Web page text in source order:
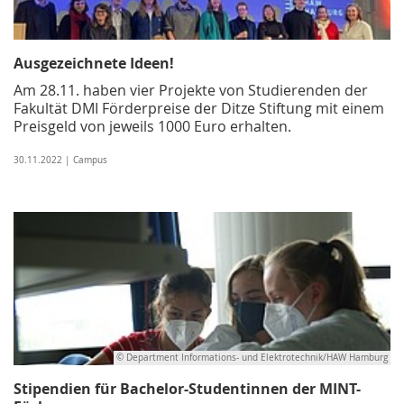
Ausgezeichnete Ideen!
Am 28.11. haben vier Projekte von Studierenden der
Fakultät DMI Förderpreise der Ditze Stiftung mit einem
Preisgeld von jeweils 1000 Euro erhalten.
30.11.2022 | Campus
© Department Informations- und Elektrotechnik/HAW Hamburg
Stipendien für Bachelor-Studentinnen der MINT-